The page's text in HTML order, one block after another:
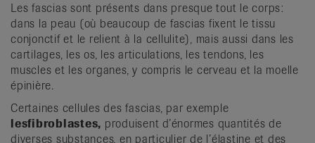
Les fascias sont présents dans presque tout le corps:
dans la peau (où beaucoup de fascias fixent le tissu
conjonctif et le relient à la cellulite), mais aussi dans les
cartilages, les os, les articulations, les tendons, les
muscles et les organes, y compris le cerveau et la moelle
épinière.
Certaines cellules des fascias, par exemple
lesfibroblastes, produisent d’énormes quantités de
diverses substances, en particulier de l’élastine et des